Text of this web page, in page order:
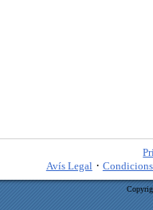
Avís Legal ·